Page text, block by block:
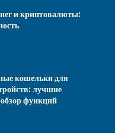
и криптовалюты:
кошельки для
лучшие
функций